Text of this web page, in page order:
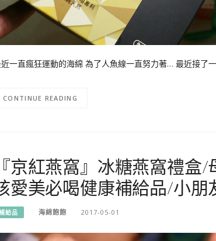
一直瘋狂運動的海綿 為了人魚線一直努力著… 最近接了
CONTINUE READING
『京紅燕窩』冰糖燕窩禮
愛美必喝健康補給品/小朋
給品 海綿飽飽 2017-05-01